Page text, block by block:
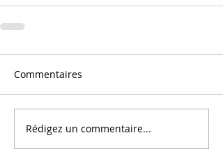
Commentaires
Rédigez un commentaire...